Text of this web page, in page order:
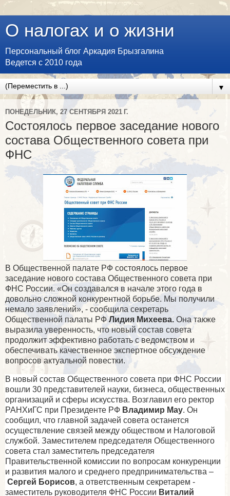
О налогах и о жизни
Персональный блог Аркадия Брызгалина
Ведется с 2010 года
▼
ПОНЕДЕЛЬНИК, 27 СЕНТЯБРЯ 2021 Г.
Состоялось первое заседание нового
состава Общественного совета при
ФНС
В Общественной палате РФ состоялось первое
заседание нового состава Общественного совета при
ФНС России. «Он создавался в начале этого года в
довольно сложной конкурентной борьбе. Мы получили
немало заявлений», - сообщила секретарь
Общественной палаты РФ Лидия Михеева. Она также
выразила уверенность, что новый состав совета
продолжит эффективно работать с ведомством и
обеспечивать качественное экспертное обсуждение
вопросов актуальной повестки.
В новый состав Общественного совета при ФНС России
вошли 30 представителей науки, бизнеса, общественных
организаций и сферы искусства. Возглавил его ректор
РАНХиГС при Президенте РФ Владимир Мау. Он
сообщил, что главной задачей совета останется
осуществление связей между обществом и Налоговой
службой. Заместителем председателя Общественного
совета стал заместитель председателя
Правительственной комиссии по вопросам конкуренции
и развития малого и среднего предпринимательства –
Сергей Борисов, а ответственным секретарем -
заместитель руководителя ФНС России Виталий